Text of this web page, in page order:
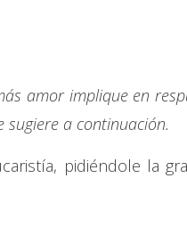
amor implique en
sugiere a continuación.
pidiéndole la